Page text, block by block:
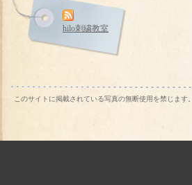
hilo刺繍教室
このサイトに掲載されている写真の無断使用を禁じます。